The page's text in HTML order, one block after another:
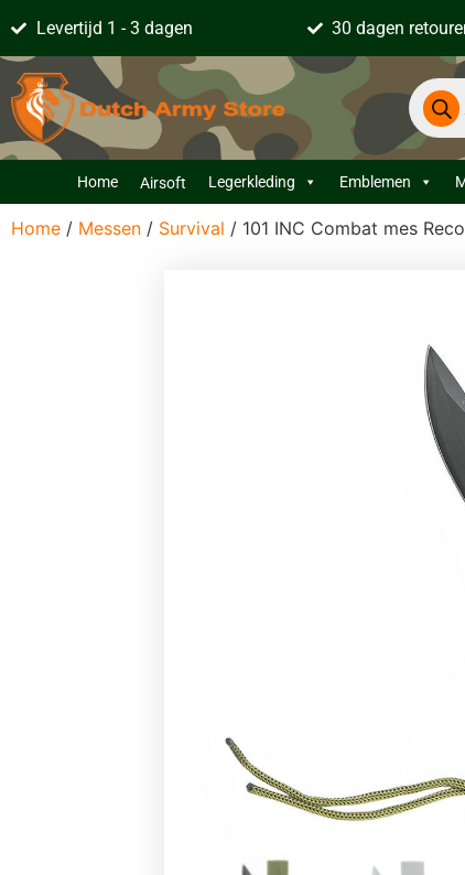
Levertijd 1 - 3 dagen 30 dagen
Home Airsoft Legerkleding Emblemen
Home / Messen / Survival / 101 INC Combat mes